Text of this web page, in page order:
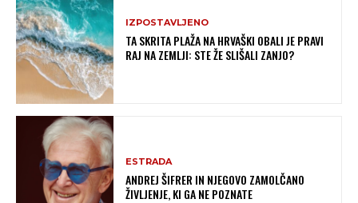
IZPOSTAVLJENO
TA SKRITA PLAŽA NA HRVAŠKI OBALI JE PRAVI
RAJ NA ZEMLJI: STE ŽE SLIŠALI ZANJO?
ESTRADA
ANDREJ ŠIFRER IN NJEGOVO ZAMOLČANO
ŽIVLJENJE, KI GA NE POZNATE